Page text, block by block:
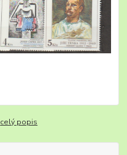
celý popis